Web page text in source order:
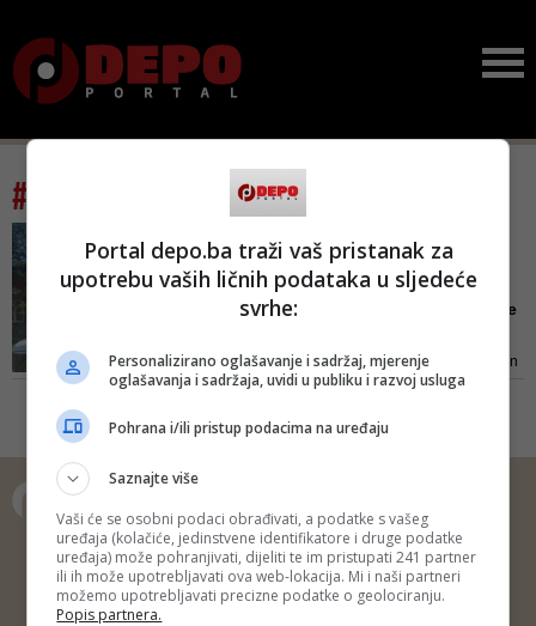
#tag: Tereza Perić
ZLOČINA U SRBIJI
Muža isjekla motornom
pilom, pa skuhala dijelove
'Ušao sam u dnevnu sobu. Srđan
je ležao mrtav u lokvi, bez noge.
na šporetu lonac u kojem su se
da je Tereza imala nam...
Copyright © 2014 Depo Portal
Impressum
Kontakt Marketing
Privatnost korisnika
O nama
Portal depo.ba traži vaš pristanak za
upotrebu vaših ličnih podataka u sljedeće
svrhe:
Personalizirano oglašavanje i sadržaj, mjerenje
oglašavanja i sadržaja, uvidi u publiku i razvoj usluga
Pohrana i/ili pristup podacima na uređaju
Saznajte više
Vaši će se osobni podaci obrađivati, a podatke s vašeg
uređaja (kolačiće, jedinstvene identifikatore i druge podatke
uređaja) može pohranjivati, dijeliti te im pristupati 241 partner
ili ih može upotrebljavati ova web-lokacija. Mi i naši partneri
možemo upotrebljavati precizne podatke o geolociranju.
Popis partnera.